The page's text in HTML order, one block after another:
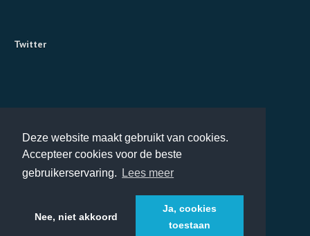
Deze website maakt gebruikt van cookies.
Accepteer cookies voor de beste
gebruikerservaring.
Lees meer
Nee, niet akkoord
Ja, cookies
toestaan
Twitter